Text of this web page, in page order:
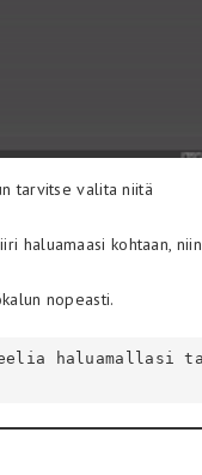
tarvitse valita niitä
haluamaasi kohtaan, niin
nopeasti.